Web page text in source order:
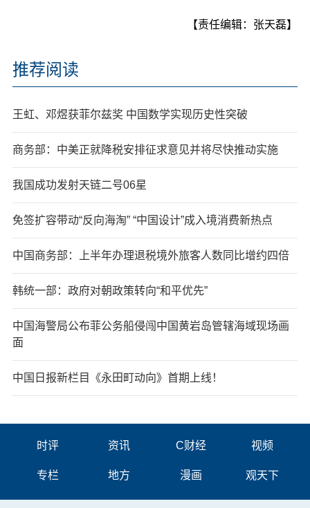
【责任编辑：张天磊】
推荐阅读
王虹、邓煜获菲尔兹奖 中国数学实现历史性突破
商务部：中美正就降税安排征求意见并将尽快推动实施
我国成功发射天链二号06星
免签扩容带动“反向海淘” “中国设计”成入境消费新热点
中国商务部：上半年办理退税境外旅客人数同比增约四倍
韩统一部：政府对朝政策转向“和平优先”
中国海警局公布菲公务船侵闯中国黄岩岛管辖海域现场画
面
中国日报新栏目《永田町动向》首期上线！
时评 资讯 C财经 视频
专栏 地方 漫画 观天下